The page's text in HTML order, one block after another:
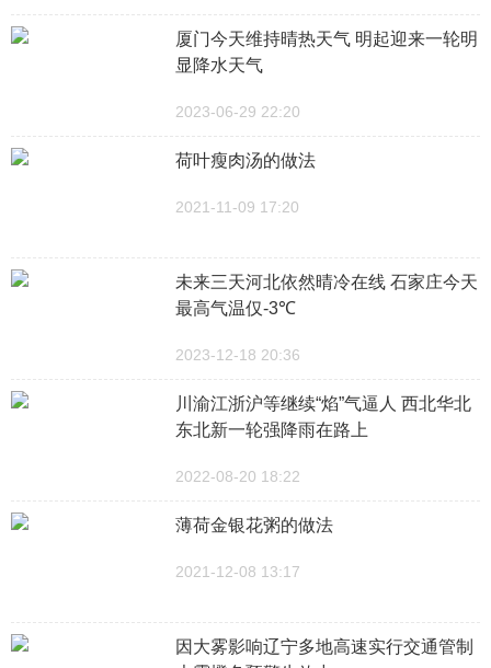
厦门今天维持晴热天气 明起迎来一轮明
显降水天气
2023-06-29 22:20
荷叶瘦肉汤的做法
2021-11-09 17:20
未来三天河北依然晴冷在线 石家庄今天
最高气温仅-3℃
2023-12-18 20:36
川渝江浙沪等继续“焰”气逼人 西北华北
东北新一轮强降雨在路上
2022-08-20 18:22
薄荷金银花粥的做法
2021-12-08 13:17
因大雾影响辽宁多地高速实行交通管制